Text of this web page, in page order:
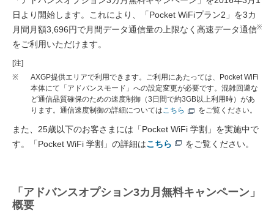
日より開始します。これにより、「Pocket WiFiプラン2」を3カ
月間月額3,696円で月間データ通信量の上限なく高速データ通信※
をご利用いただけます。
[注]
※
AXGP提供エリアで利用できます。ご利用にあたっては、Pocket WiFi
本体にて「アドバンスモード」への設定変更が必要です。混雑回避な
ど通信品質確保のための速度制御（3日間で約3GB以上利用時）があ
ります。通信速度制御の詳細についてはこちら をご覧ください。
また、25歳以下のお客さまには「Pocket WiFi 学割」を実施中で
す。「Pocket WiFi 学割」の詳細はこちら をご覧ください。
「アドバンスオプション3カ月無料キャンペーン」
概要